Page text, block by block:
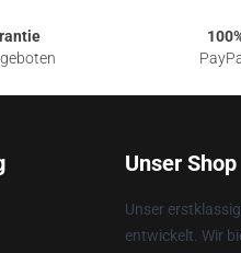
Unser Shop
Unser
entwickelt. Wir